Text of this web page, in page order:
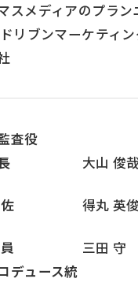
スメディアのプラン
リブンマーケティ
査役
大山 俊
得丸 英俊
デュース統
三田 守